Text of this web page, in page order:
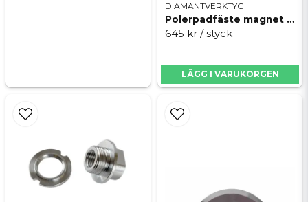
DIAMANTVERKTYG
Polerpadfäste magnet Ø100mm, Click-lock uni
645 kr / styck
LÄGG I VARUKORGEN